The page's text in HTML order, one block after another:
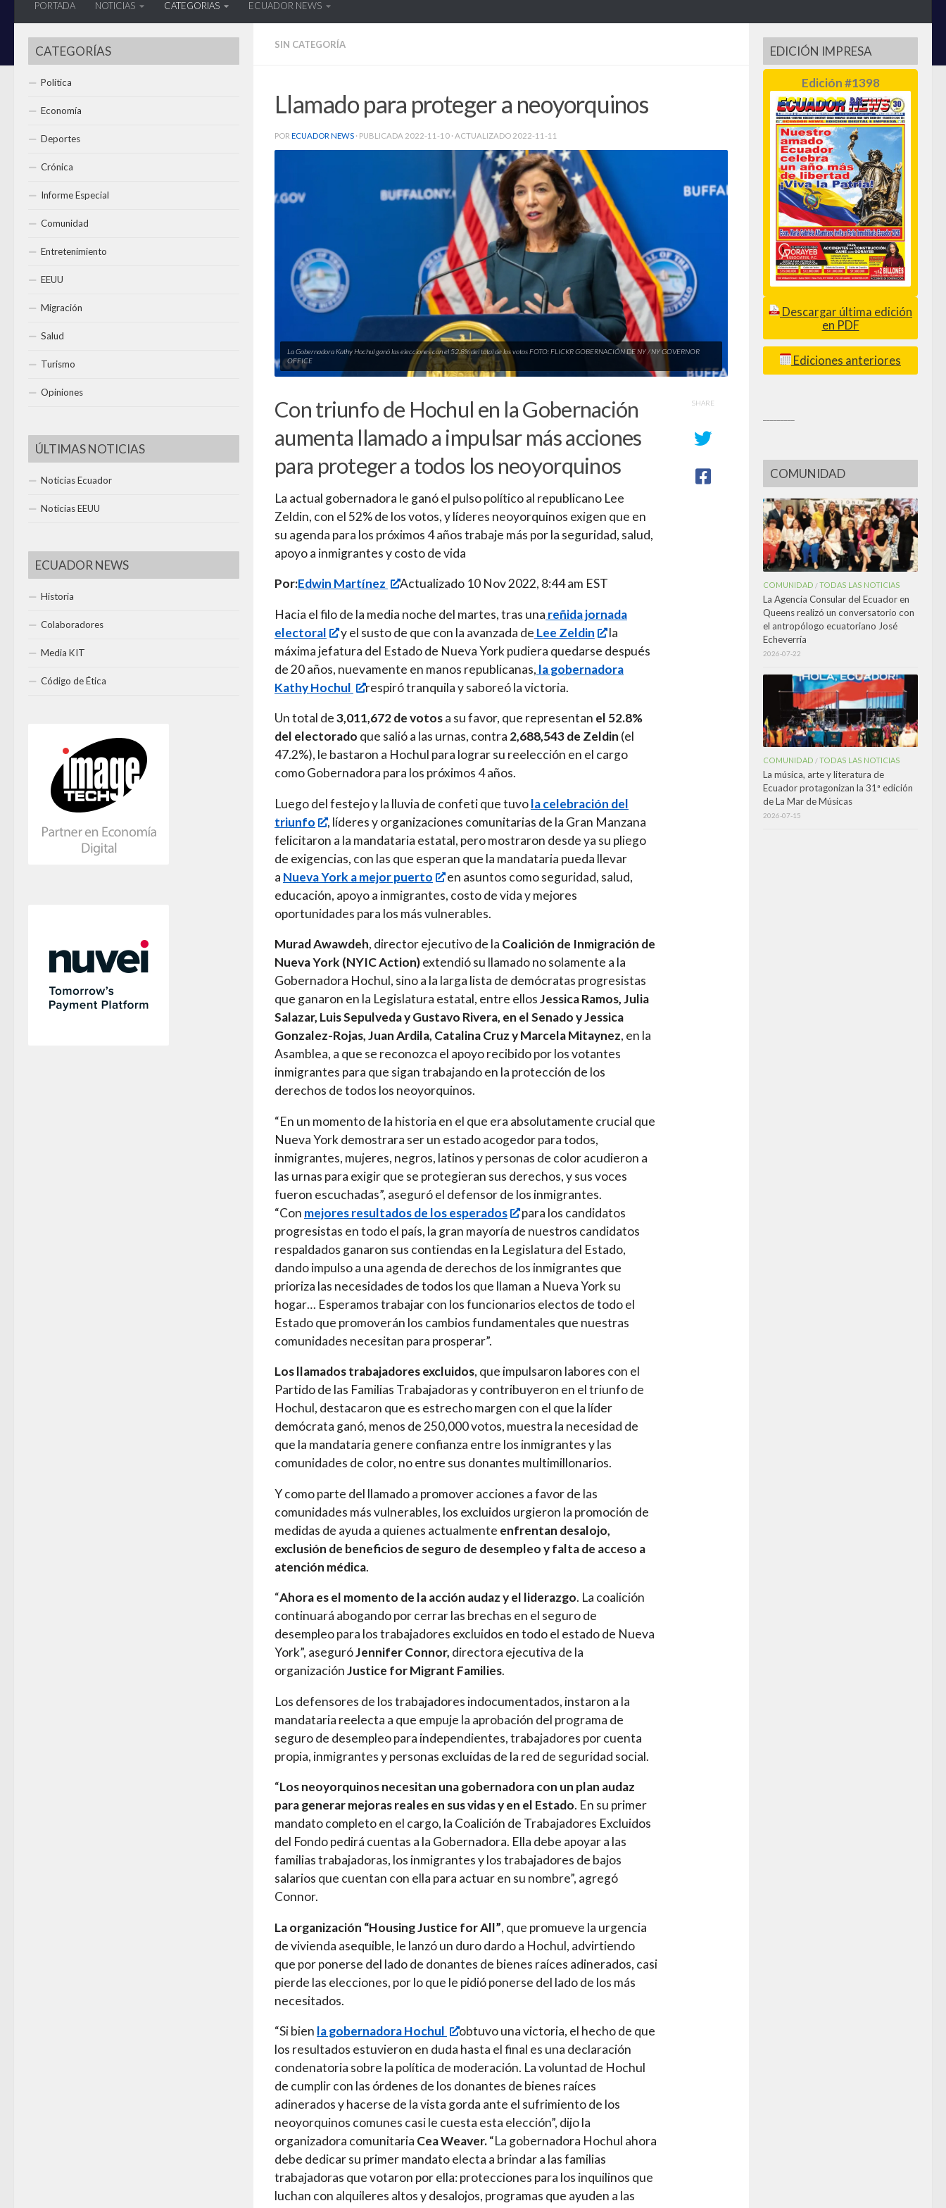
PORTADA NOTICIAS CATEGORIAS ECUADOR NEWS
SIN CATEGORÍA
Llamado para proteger a neoyorquinos
POR ECUADOR NEWS · PUBLICADA 2022-11-10 · ACTUALIZADO 2022-11-11
La Gobernadora Kathy Hochul ganó las elecciones con el 52.8% del total de los votos FOTO: FLICKR GOBERNACIÓN DE NY / NY GOVERNOR
OFFICE
Con triunfo de Hochul en la Gobernación
aumenta llamado a impulsar más acciones
para proteger a todos los neoyorquinos
La actual gobernadora le ganó el pulso político al republicano Lee
Zeldin, con el 52% de los votos, y líderes neoyorquinos exigen que en
su agenda para los próximos 4 años trabaje más por la seguridad, salud,
apoyo a inmigrantes y costo de vida
Por:Edwin Martínez Actualizado 10 Nov 2022, 8:44 am EST
Hacia el filo de la media noche del martes, tras una reñida jornada
electoral
y el susto de que con la avanzada de Lee Zeldin
la
máxima jefatura del Estado de Nueva York pudiera quedarse después
de 20 años, nuevamente en manos republicanas, la gobernadora
Kathy Hochul
respiró tranquila y saboreó la victoria.
Un total de3,011,672 de votosa su favor, que representan el 52.8%
del electorado que salió a las urnas, contra 2,688,543 de Zeldin (el
47.2%), le bastaron a Hochul para lograr su reelección en el cargo
como Gobernadora para los próximos 4 años.
Luego del festejo y la lluvia de confeti que tuvola celebración del
triunfo
, líderes y organizaciones comunitarias de la Gran Manzana
felicitaron a la mandataria estatal, pero mostraron desde ya su pliego
de exigencias, con las que esperan que la mandataria pueda llevar
a Nueva York a mejor puerto
en asuntos como seguridad, salud,
educación, apoyo a inmigrantes, costo de vida y mejores
oportunidades para los más vulnerables.
Murad Awawdeh, director ejecutivo de la Coalición de Inmigración de
Nueva York (NYIC Action)extendió su llamado no solamente a la
Gobernadora Hochul, sino a la larga lista de demócratas progresistas
que ganaron en la Legislatura estatal, entre ellosJessica Ramos, Julia
Salazar, Luis Sepulveda y Gustavo Rivera, en el Senado y Jessica
Gonzalez-Rojas, Juan Ardila, Catalina Cruz y Marcela Mitaynez, en la
Asamblea, a que se reconozca el apoyo recibido por los votantes
inmigrantes para que sigan trabajando en la protección de los
derechos de todos los neoyorquinos.
“En un momento de la historia en el que era absolutamente crucial que
Nueva York demostrara ser un estado acogedor para todos,
inmigrantes, mujeres, negros, latinos y personas de color acudieron a
las urnas para exigir que se protegieran sus derechos, y sus voces
fueron escuchadas”, aseguró el defensor de los inmigrantes.
“Con mejores resultados de los esperados
para los candidatos
progresistas en todo el país, la gran mayoría de nuestros candidatos
respaldados ganaron sus contiendas en la Legislatura del Estado,
dando impulso a una agenda de derechos de los inmigrantes que
prioriza las necesidades de todos los que llaman a Nueva York su
hogar… Esperamos trabajar con los funcionarios electos de todo el
Estado que promoverán los cambios fundamentales que nuestras
comunidades necesitan para prosperar”.
Los llamados trabajadores excluidos, que impulsaron labores con el
Partido de las Familias Trabajadoras y contribuyeron en el triunfo de
Hochul, destacaron que es estrecho margen con el que la líder
demócrata ganó, menos de 250,000 votos, muestra la necesidad de
que la mandataria genere confianza entre los inmigrantes y las
comunidades de color, no entre sus donantes multimillonarios.
Y como parte del llamado a promover acciones a favor de las
comunidades más vulnerables, los excluidos urgieron la promoción de
medidas de ayuda a quienes actualmente enfrentan desalojo,
exclusión de beneficios de seguro de desempleo y falta de acceso a
atención médica.
“Ahora es el momento de la acción audaz y el liderazgo. La coalición
continuará abogando por cerrar las brechas en el seguro de
desempleo para los trabajadores excluidos en todo el estado de Nueva
York”, aseguróJennifer Connor, directora ejecutiva de la
organizaciónJustice for Migrant Families.
Los defensores de los trabajadores indocumentados, instaron a la
mandataria reelecta a que empuje la aprobación del programa de
seguro de desempleo para independientes, trabajadores por cuenta
propia, inmigrantes y personas excluidas de la red de seguridad social.
“Los neoyorquinos necesitan una gobernadora con un plan audaz
para generar mejoras reales en sus vidas y en el Estado. En su primer
mandato completo en el cargo, la Coalición de Trabajadores Excluidos
del Fondo pedirá cuentas a la Gobernadora. Ella debe apoyar a las
familias trabajadoras, los inmigrantes y los trabajadores de bajos
salarios que cuentan con ella para actuar en su nombre”, agregó
Connor.
La organización “Housing Justice for All”, que promueve la urgencia
de vivienda asequible, le lanzó un duro dardo a Hochul, advirtiendo
que por ponerse del lado de donantes de bienes raíces adinerados, casi
pierde las elecciones, por lo que le pidió ponerse del lado de los más
necesitados.
“Si bien la gobernadora Hochul
obtuvo una victoria, el hecho de que
los resultados estuvieron en duda hasta el final es una declaración
condenatoria sobre la política de moderación. La voluntad de Hochul
de cumplir con las órdenes de los donantes de bienes raíces
adinerados y hacerse de la vista gorda ante el sufrimiento de los
neoyorquinos comunes casi le cuesta esta elección”, dijo la
organizadora comunitaria Cea Weaver.“La gobernadora Hochul ahora
debe dedicar su primer mandato electa a brindar a las familias
trabajadoras que votaron por ella: protecciones para los inquilinos que
luchan con alquileres altos y desalojos, programas que ayuden a las
SHARE
CATEGORÍAS
Política
Economía
Deportes
Crónica
Informe Especial
Comunidad
Entretenimiento
EEUU
Migración
Salud
Turismo
Opiniones
ÚLTIMAS NOTICIAS
Noticias Ecuador
Noticias EEUU
ECUADOR NEWS
Historia
Colaboradores
Media KIT
Código de Ética
EDICIÓN IMPRESA
Edición #1398
Descargar última edición
en PDF
Ediciones anteriores
COMUNIDAD
COMUNIDAD /TODAS LAS NOTICIAS
La Agencia Consular del Ecuador en
Queens realizó un conversatorio con
el antropólogo ecuatoriano José
Echeverría
2026-07-22
COMUNIDAD /TODAS LAS NOTICIAS
La música, arte y literatura de
Ecuador protagonizan la 31ª edición
de La Mar de Músicas
2026-07-15